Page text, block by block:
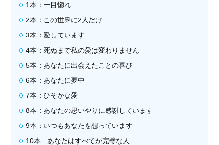
1本：一目惚れ
2本：この世界に2人だけ
3本：愛しています
4本：死ぬまで私の愛は変わりません
5本：あなたに出会えたことの喜び
6本：あなたに夢中
7本：ひそかな愛
8本：あなたの思いやりに感謝しています
9本：いつもあなたを想っています
10本：あなたはすべてが完璧な人